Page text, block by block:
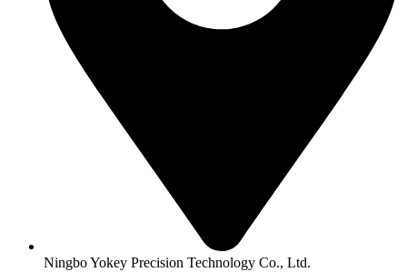
Ningbo Yokey Precision Technology Co., Ltd.